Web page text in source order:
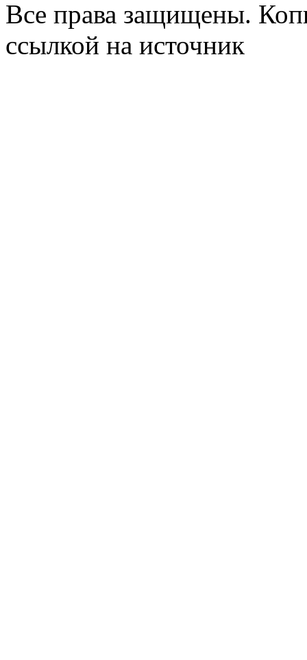
Все права защищены.
ссылкой на источник